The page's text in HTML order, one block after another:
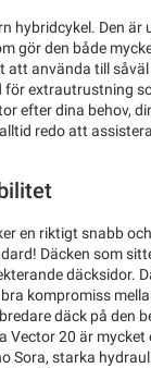
hybridcykel. Den är
gör den både
använda till
för extrautrustning
efter dina behov,
redo att
en riktigt snabb
Däcken som
däcksidor.
kompromiss
däck på den
Vector 20 är mycket
Sora, starka